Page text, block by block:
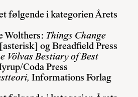
følgende i kategorien Årets
Wolthers: Things Change
og Breadfield Press
Völvas Bestiary of Best
Coda Press
Informations Forlag